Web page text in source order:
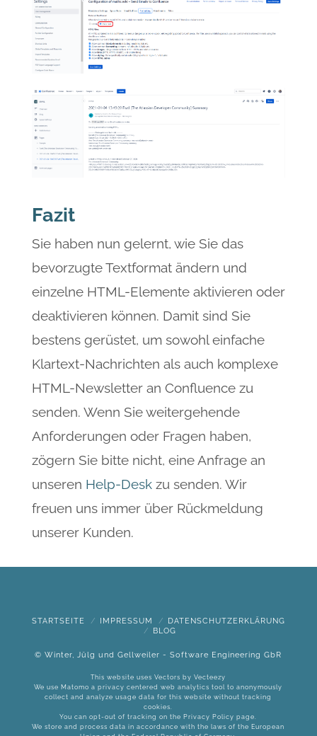
Fazit
Sie haben nun gelernt, wie Sie das
bevorzugte Textformat ändern und
einzelne HTML-Elemente aktivieren oder
deaktivieren können. Damit sind Sie
bestens gerüstet, um sowohl einfache
Klartext-Nachrichten als auch komplexe
HTML-Newsletter an Confluence zu
senden. Wenn Sie weitergehende
Anforderungen oder Fragen haben,
zögern Sie bitte nicht, eine Anfrage an
unseren Help-Deskzu senden. Wir
freuen uns immer über Rückmeldung
unserer Kunden.
STARTSEITE IMPRESSUM
DATENSCHUTZERKLÄRUNG
BLOG
© Winter, Jülg und Gellweiler - Software Engineering GbR
This website uses Vectors byVecteezy
We use Matomo a privacy centered web analytics tool to anonymously
collect and analyze usage data for this website without tracking
cookies.
You can opt-out of tracking on thePrivacy Policy page.
We store and process data in accordance with the laws of the European